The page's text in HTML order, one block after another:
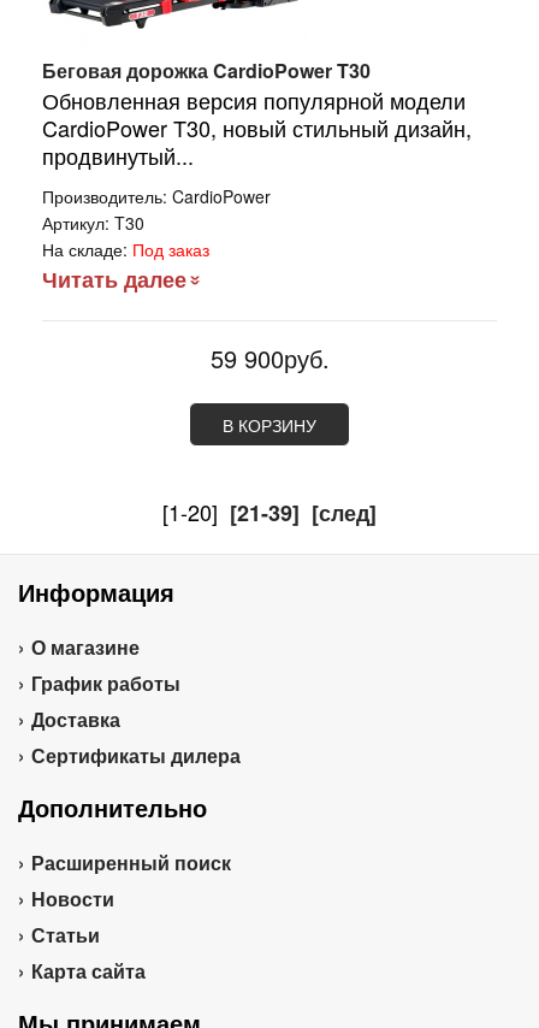
Беговая дорожка CardioPower T30
Обновленная версия популярной модели
CardioPower T30, новый стильный дизайн,
продвинутый...
Производитель: CardioPower
Артикул: T30
На складе: Под заказ
Читать далее
59 900руб.
В КОРЗИНУ
[1-20] [21-39] [след]
Информация
О магазине
График работы
Доставка
Сертификаты дилера
Дополнительно
Расширенный поиск
Новости
Статьи
Карта сайта